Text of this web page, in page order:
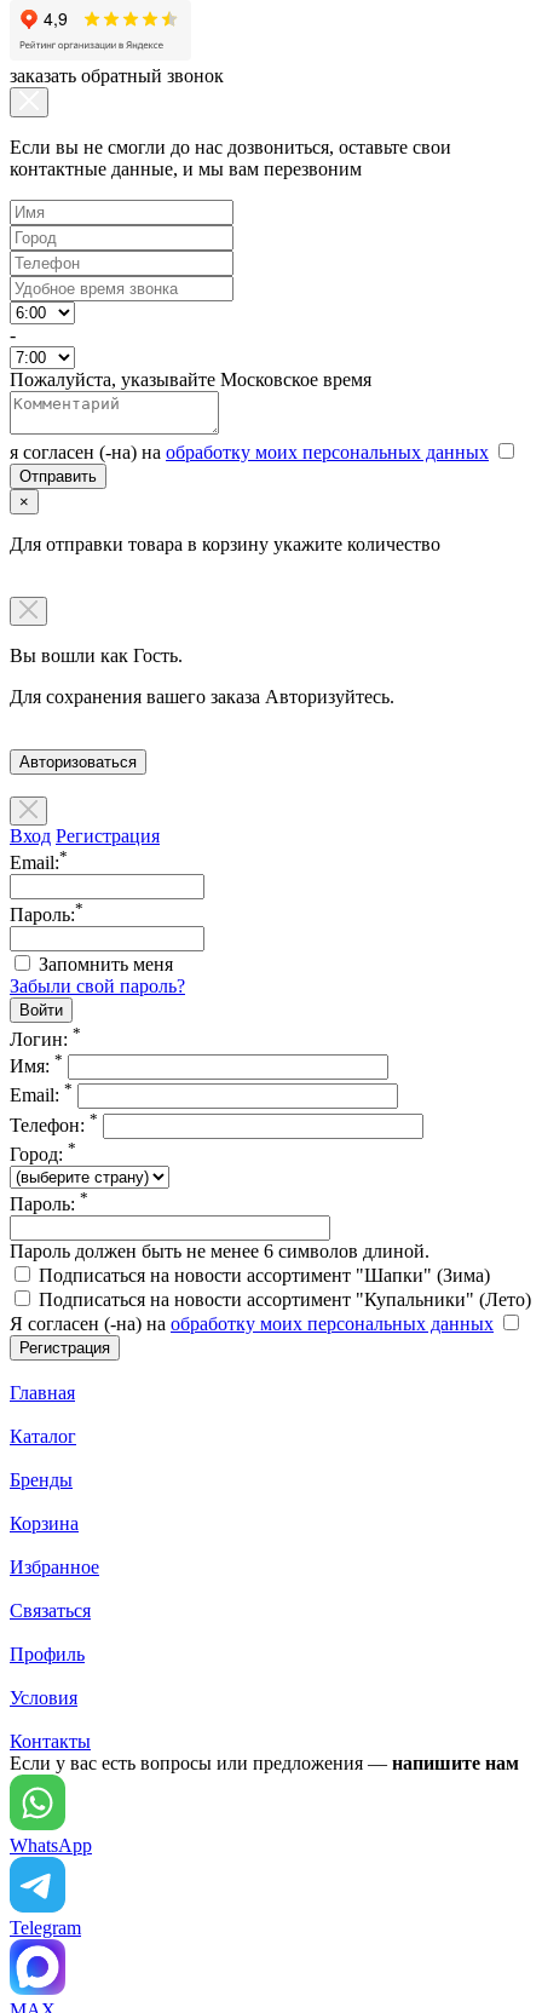
заказать обратный звонок
Если вы не смогли до нас дозвониться, оставьте свои
контактные данные, и мы вам перезвоним
-
Пожалуйста, указывайте Московское время
я согласен (-на) на обработку моих персональных данных
×
Для отправки товара в корзину укажите количество
Вы вошли как Гость.
Для сохранения вашего заказа Авторизуйтесь.
Авторизоваться
Вход Регистрация
Email:*
Пароль:*
Запомнить меня
Забыли свой пароль?
Логин: *
Имя: *
Email: *
Телефон: *
Город: *
Пароль: *
Пароль должен быть не менее 6 символов длиной.
Подписаться на новости ассортимент "Шапки" (Зима)
Подписаться на новости ассортимент "Купальники" (Лето)
Я согласен (-на) на обработку моих персональных данных
Главная
Каталог
Бренды
Корзина
Избранное
Связаться
Профиль
Условия
Контакты
Если у вас есть вопросы или предложения — напишите нам
WhatsApp
Telegram